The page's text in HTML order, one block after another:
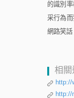
的識別
采行為
網路笑話
相關
http://
http://